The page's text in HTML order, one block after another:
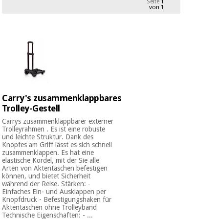
Outlet
Fisaude
Tech
Academy
Klinische
schränke
Essentielles
schutzmaterial
für
coronaviren
Aerobic,
fitness
und
pilates
Angebote
Fisaude
Tech
Academy
Traditionelle
chinesische
medizin
Klinische
möbel
Therapeutische
schränke
Essentielles
schutzmaterial
für
coronaviren
Seite1
von 1
Carry's zusammenklappbares
Trolley-Gestell
Carrys zusammenklappbarer externer
Trolleyrahmen . Es ist eine robuste
und leichte Struktur. Dank des
Knopfes am Griff lässt es sich schnell
zusammenklappen. Es hat eine
elastische Kordel, mit der Sie alle
Arten von Aktentaschen befestigen
können, und bietet Sicherheit
während der Reise. Stärken: -
Einfaches Ein- und Ausklappen per
Knopfdruck - Befestigungshaken für
Aktentaschen ohne Trolleyband
Technische Eigenschaften: - ...